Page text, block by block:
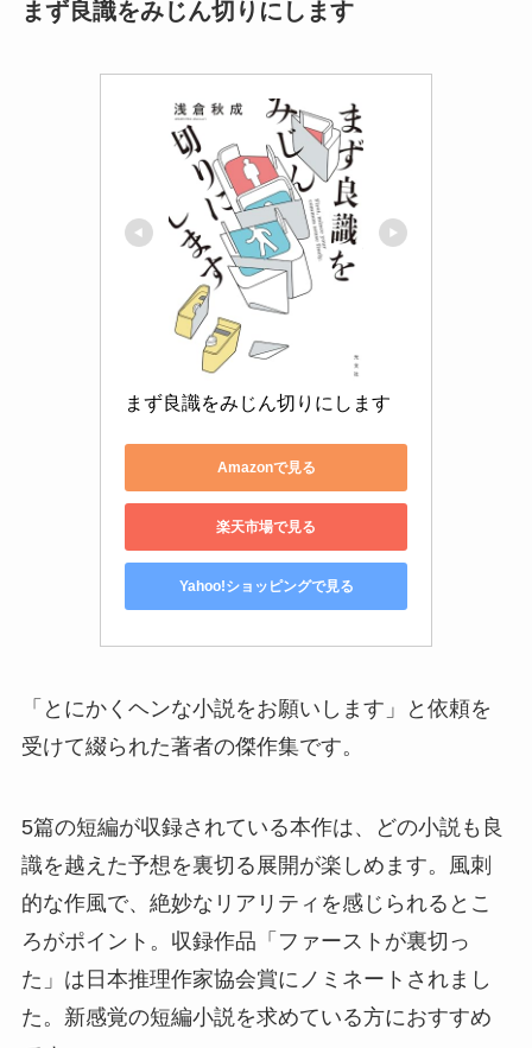
まず良識をみじん切りにします
まず良識をみじん切りにします
Amazonで見る
楽天市場で見る
Yahoo!ショッピングで見る
「とにかくヘンな小説をお願いします」と依頼を
受けて綴られた著者の傑作集です。
5篇の短編が収録されている本作は、どの小説も良
識を越えた予想を裏切る展開が楽しめます。風刺
的な作風で、絶妙なリアリティを感じられるとこ
ろがポイント。収録作品「ファーストが裏切っ
た」は日本推理作家協会賞にノミネートされまし
た。新感覚の短編小説を求めている方におすすめ